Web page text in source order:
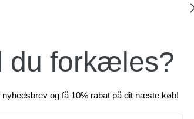
du forkæles?
nyhedsbrev og få 10% rabat på dit næste køb!